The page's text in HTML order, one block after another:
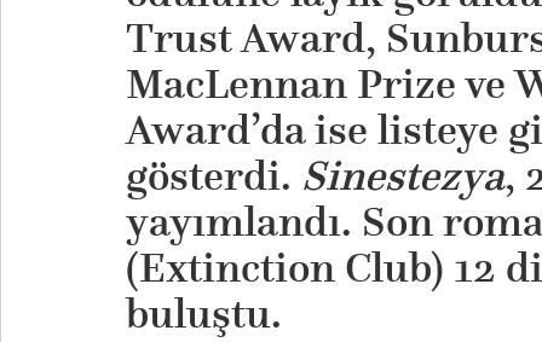
Trust Award,
MacLennan Prize ve
Award’da ise listeye
gösterdi. Sinestezya,
yayımlandı. Son
(Extinction Club) 12
buluştu.